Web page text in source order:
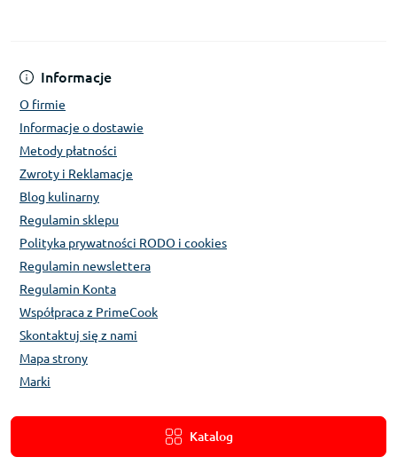
Informacje
O firmie
Informacje o dostawie
Metody płatności
Zwroty i Reklamacje
Blog kulinarny
Regulamin sklepu
Polityka prywatności RODO i cookies
Regulamin newslettera
Regulamin Konta
Współpraca z PrimeCook
Skontaktuj się z nami
Mapa strony
Marki
Katalog